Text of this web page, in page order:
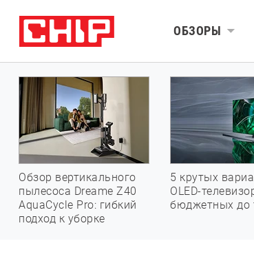
ОБЗОРЫ
Обзор вертикального
пылесоса Dreame Z40
AquaCycle Pro: гибкий
подход к уборке
5 крутых
OLED-
бюджетных до